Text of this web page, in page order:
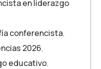
en liderazgo
conferencista,
2026,
educativo,